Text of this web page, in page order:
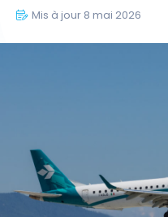
Mis à jour 8 mai 2026